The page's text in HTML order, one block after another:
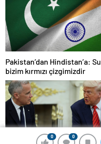
0 0
0 0
Pakistan’dan Hindistan’a: Su
bizim kırmızı çizgimizdir